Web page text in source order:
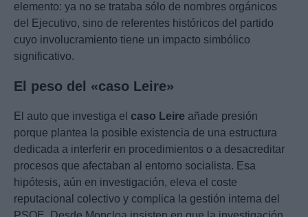
elemento: ya no se trataba sólo de nombres orgánicos
del Ejecutivo, sino de referentes históricos del partido
cuyo involucramiento tiene un impacto simbólico
significativo.
El peso del «caso Leire»
El auto que investiga el caso Leire añade presión
porque plantea la posible existencia de una estructura
dedicada a interferir en procedimientos o a desacreditar
procesos que afectaban al entorno socialista. Esa
hipótesis, aún en investigación, eleva el coste
reputacional colectivo y complica la gestión interna del